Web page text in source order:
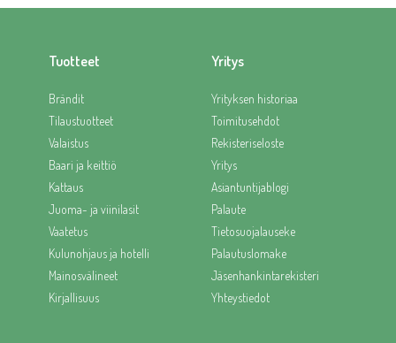
Tuotteet
Brändit
Tilaustuotteet
Valaistus
Baari ja keittiö
Kattaus
Juoma- ja viinilasit
Vaatetus
Kulunohjaus ja hotelli
Mainosvälineet
Kirjallisuus
Yritys
Yrityksen historiaa
Toimitusehdot
Rekisteriseloste
Yritys
Asiantuntijablogi
Palaute
Tietosuojalauseke
Palautuslomake
Jäsenhankintarekisteri
Yhteystiedot